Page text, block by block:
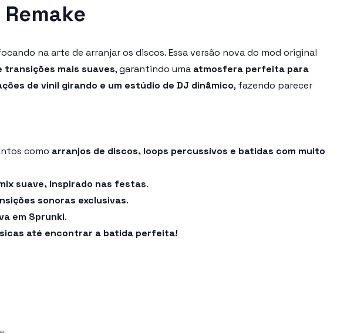
na arte de arranjar os discos. Essa versão nova do mod original
mais suaves, garantindo uma atmosfera perfeita para
de vinil girando e um estúdio de DJ dinâmico, fazendo parecer
como arranjos de discos, loops percussivos e batidas com muito
suave, inspirado nas festas.
sonoras exclusivas.
em Sprunki.
até encontrar a batida perfeita!